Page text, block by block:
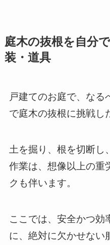
庭木の抜根を自分
装・道具
戸建てのお庭で、なる
で庭木の抜根に挑戦し
土を掘り、根を切断し
作業は、想像以上の重
クも伴います。
ここでは、安全かつ効
に、絶対に欠かせない